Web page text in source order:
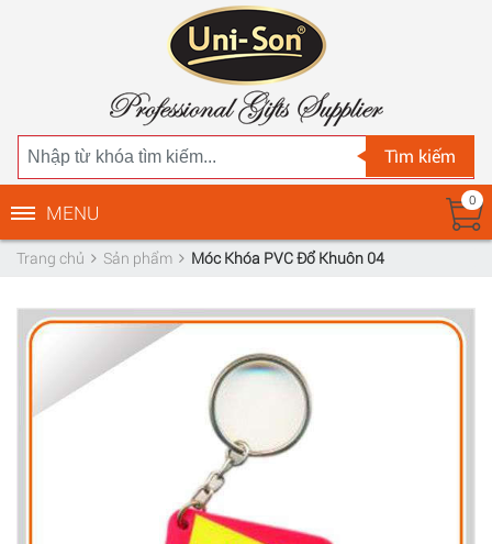
Tìm kiếm
0
MENU
Trang chủ Sản phẩm Móc Khóa PVC Đổ Khuôn 04